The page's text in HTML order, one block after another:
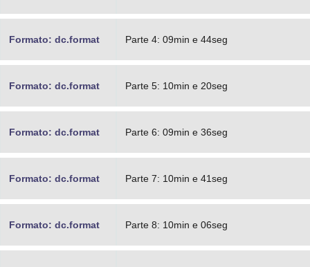
Formato: dc.format Parte 4: 09min e 44seg
Formato: dc.format Parte 5: 10min e 20seg
Formato: dc.format Parte 6: 09min e 36seg
Formato: dc.format Parte 7: 10min e 41seg
Formato: dc.format Parte 8: 10min e 06seg